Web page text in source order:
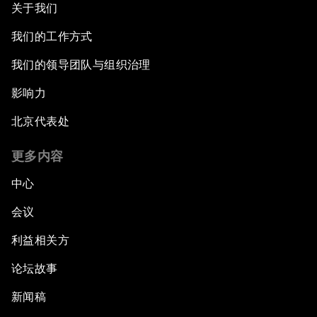
关于我们
我们的工作方式
我们的领导团队与组织治理
影响力
北京代表处
更多内容
中心
会议
利益相关方
论坛故事
新闻稿